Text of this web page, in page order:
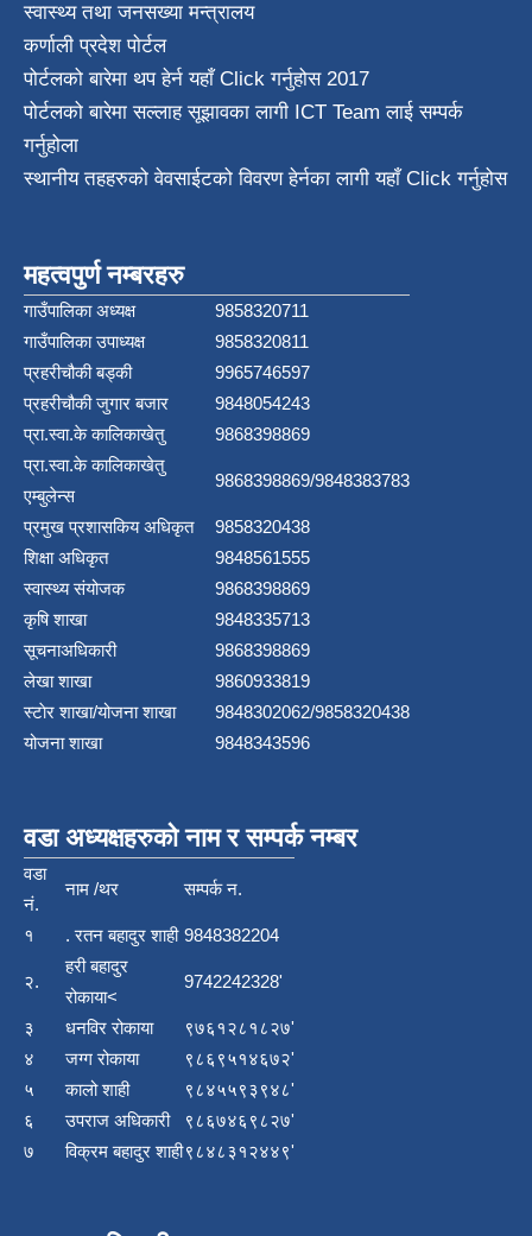
स्वास्थ्य तथा जनस‌ख्या मन्त्रालय
कर्णाली प्रदेश पाेर्टल
पोर्टलको बारेमा थप हेर्नयहाँ Click गर्नुहोस2017
पोर्टलको बारेमा सल्लाह सूझावका लागी ICT Teamलाई सम्पर्क
गर्नुहोला
स्थानीय तहहरुको वेवसाईटको विवरण हेर्नका लागी यहाँ Click गर्नुहोस
महत्वपुर्ण नम्बरहरु
गाउँपालिका अध्यक्ष
9858320711
गाउँपालिका उपाध्यक्ष
9858320811
प्रहरीचौकी बड्की
9965746597
प्रहरीचौकी जुगार बजार
9848054243
प्रा.स्वा.के कालिकाखेतु
9868398869
प्रा.स्वा.के कालिकाखेतु
एम्बुलेन्स
9868398869/9848383783
प्रमुख प्रशासकिय अधिकृत
9858320438
शिक्षा अधिकृत
9848561555
स्वास्थ्य संयोजक
9868398869
कृषि शाखा
9848335713
सूचनाअधिकारी
9868398869
लेखा शाखा
9860933819
स्टाेर शाखा/योजना शाखा
9848302062/9858320438
योजना शाखा
9848343596
वडा अध्यक्षहरुको नाम र सम्पर्क नम्बर
वडा
नं.
नाम /थर सम्पर्क न.
१ . रतन बहादुर शाही 9848382204
२.
हरी बहादुर
रोकाया<
9742242328'
३ धनविर रोकाया
९७६१२८१८२७'
४
जग्ग रोकाया
९८६९५१४६७२'
५
कालो शाही
९८४५५९३९४८'
६
उपराज अधिकारी
९८६७४६९८२७'
७
विक्रम बहादुर शाही९८४८३१२४४९'